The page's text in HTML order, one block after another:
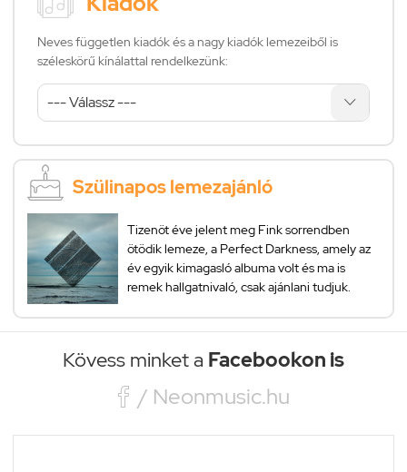
Neves független kiadók és a nagy kiadók lemezeiből is
széleskörű kínálattal rendelkezünk:
Szülinapos lemezajánló
Tizenöt éve jelent meg Fink sorrendben
ötödik lemeze, a Perfect Darkness, amely az
év egyik kimagasló albuma volt és ma is
remek hallgatnivaló, csak ajánlani tudjuk.
Kövess minket a Facebookon is
 / Neonmusic.hu